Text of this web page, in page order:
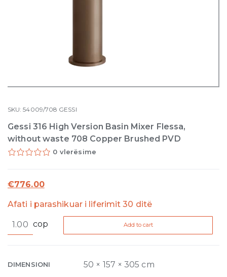
SKU:54009/708 GESSI
Gessi 316 High Version Basin Mixer Flessa,
without waste 708 Copper Brushed PVD
0 vlerësime
€776.00
Afati i parashikuar i liferimit 30 ditë
316
Basin
cop Add to cart
DIMENSIONI 50 × 157 × 305 cm